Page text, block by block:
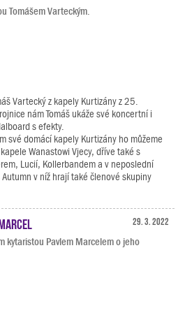
Tomášem Varteckým.
Vartecký z kapely Kurtizány z 25.
nám Tomáš ukáže své koncertní i
s efekty.
své domácí kapely Kurtizány ho můžeme
Wanastowi Vjecy, dříve také s
Lucií, Kollerbandem a v neposlední
v níž hrají také členové skupiny
29. 3. 2022
kytaristou Pavlem Marcelem o jeho